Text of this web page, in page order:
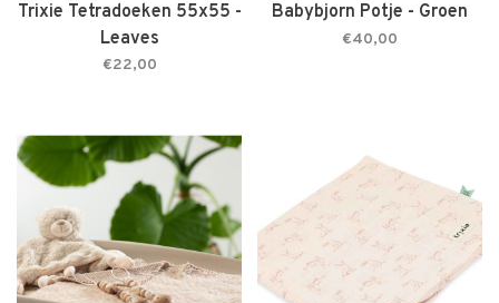
Trixie Tetradoeken 55x55 -
Leaves
€22,00
Babybjorn Potje - Groen
€40,00